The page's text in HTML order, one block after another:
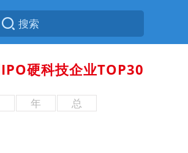
硬科技企业TOP30
年 总